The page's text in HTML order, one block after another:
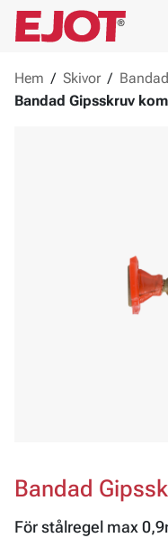
Hem / Skivor /
Bandad Gipsskruv
Bandad
För stålregel max